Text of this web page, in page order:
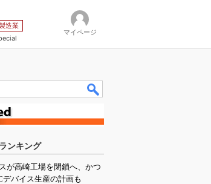
造業
マイページ
ンキング
が高崎工場を閉鎖へ、かつ
デバイス生産の計画も